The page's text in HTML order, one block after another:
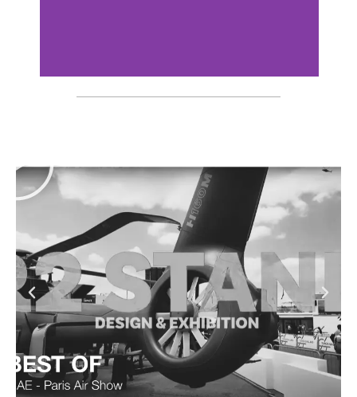
Découvrir le
chalet sur-
mesure